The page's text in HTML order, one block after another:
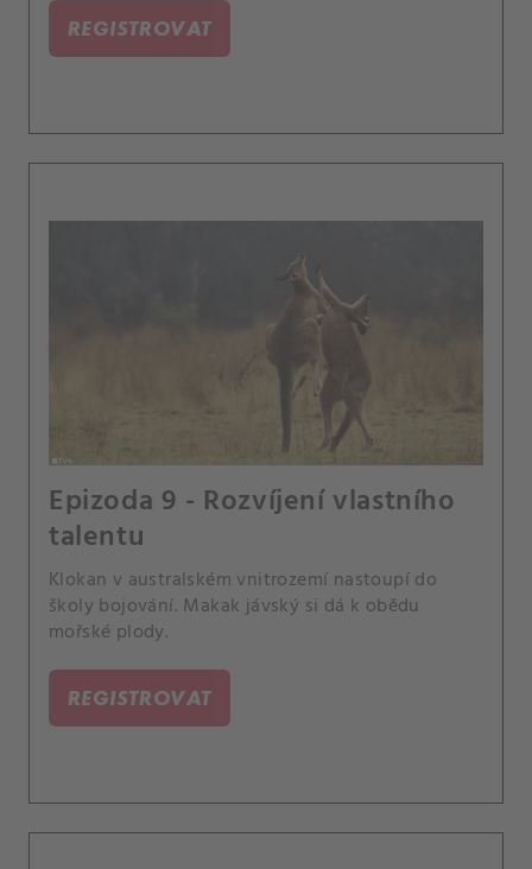
REGISTROVAT
Epizoda 9 - Rozvíjení vlastního
talentu
Klokan v australském vnitrozemí nastoupí do
školy bojování. Makak jávský si dá k obědu
mořské plody.
REGISTROVAT